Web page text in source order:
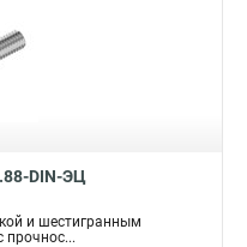
DIN-ЭЦ
и шестигранным
прочнос...